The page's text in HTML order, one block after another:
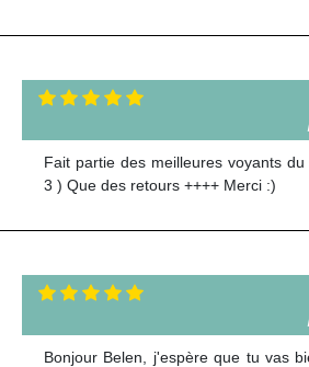
Fait partie des meilleures voyants
3 ) Que des retours ++++ Merci :)
Bonjour Belen, j'espère que tu vas